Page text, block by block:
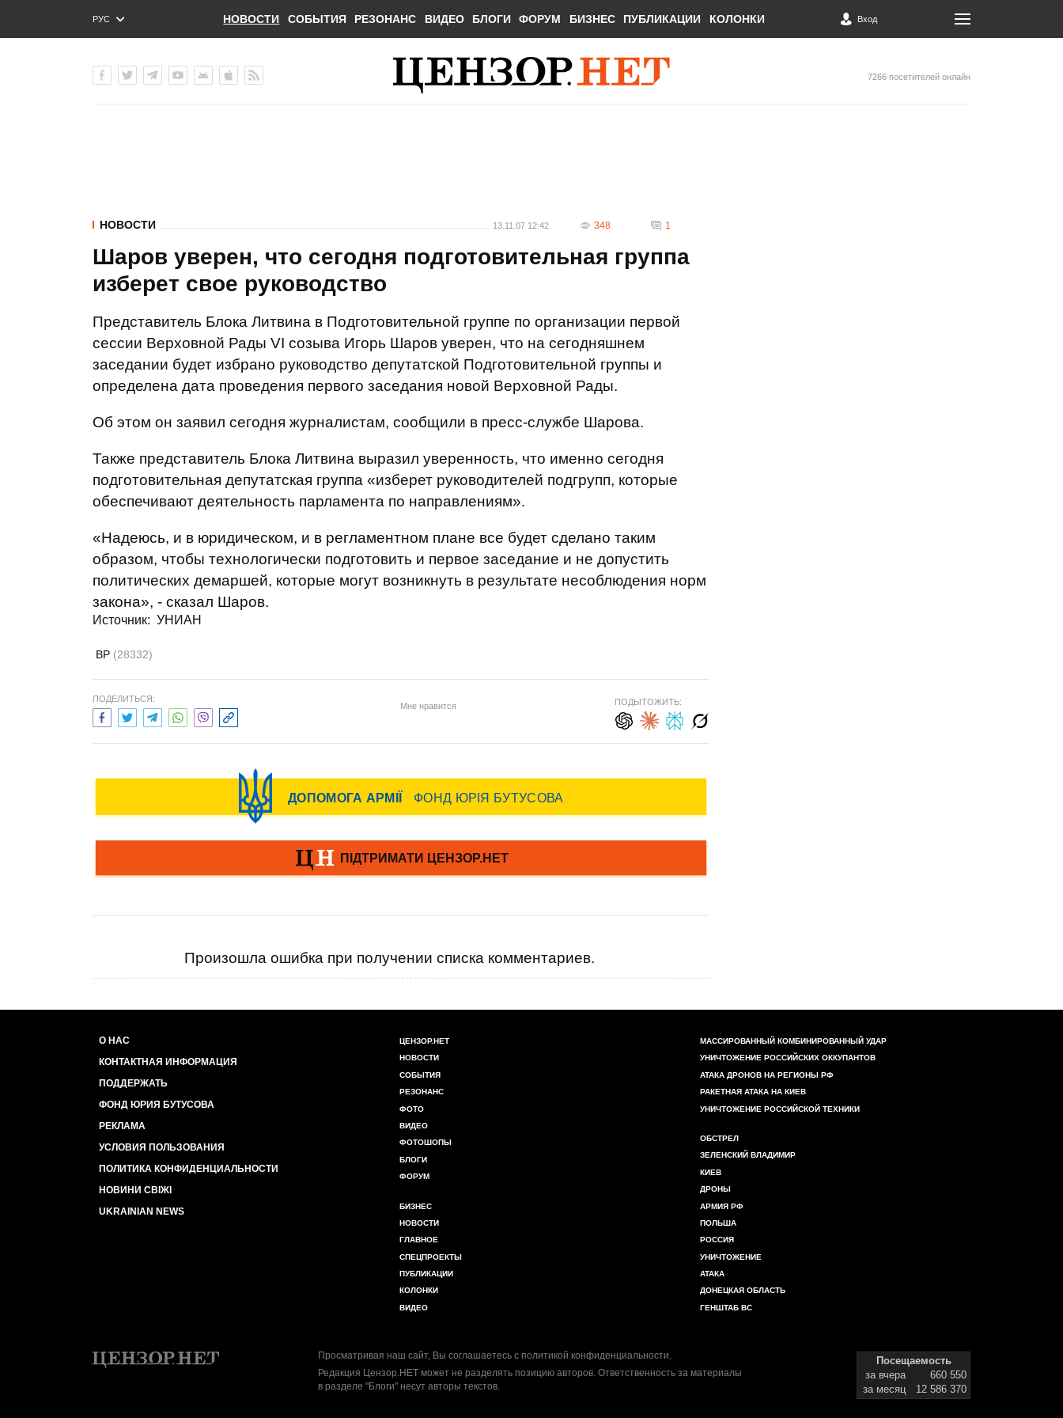
РУС
ENG
НОВОСТИ СОБЫТИЯ РЕЗОНАНС ВИДЕО БЛОГИ ФОРУМ БИЗНЕС ПУБЛИКАЦИИ КОЛОНКИ Вход
7266 посетителей онлайн
НОВОСТИ 13.11.07 12:42 348 1
Шаров уверен, что сегодня подготовительная группа
изберет свое руководство
Представитель Блока Литвина в Подготовительной группе по организации первой
сессии Верховной Рады VІ созыва Игорь Шаров уверен, что на сегодняшнем
заседании будет избрано руководство депутатской Подготовительной группы и
определена дата проведения первого заседания новой Верховной Рады.
Об этом он заявил сегодня журналистам, сообщили в пресс-службе Шарова.
Также представитель Блока Литвина выразил уверенность, что именно сегодня
подготовительная депутатская группа «изберет руководителей подгрупп, которые
обеспечивают деятельность парламента по направлениям».
«Надеюсь, и в юридическом, и в регламентном плане все будет сделано таким
образом, чтобы технологически подготовить и первое заседание и не допустить
политических демаршей, которые могут возникнуть в результате несоблюдения норм
закона», - сказал Шаров.
Источник: УНИАН
ВР (28332)
ПОДЕЛИТЬСЯ:
Мне нравится ПОДЫТОЖИТЬ:
Произошла ошибка при получении списка комментариев.
О НАС
КОНТАКТНАЯ ИНФОРМАЦИЯ
ПОДДЕРЖАТЬ
ФОНД ЮРИЯ БУТУСОВА
РЕКЛАМА
УСЛОВИЯ ПОЛЬЗОВАНИЯ
ПОЛИТИКА КОНФИДЕНЦИАЛЬНОСТИ
НОВИНИ СВІЖІ
UKRAINIAN NEWS
ЦЕНЗОР.НЕТ
НОВОСТИ
СОБЫТИЯ
РЕЗОНАНС
ФОТО
ВИДЕО
ФОТОШОПЫ
БЛОГИ
ФОРУМ
БИЗНЕС
НОВОСТИ
ГЛАВНОЕ
СПЕЦПРОЕКТЫ
ПУБЛИКАЦИИ
КОЛОНКИ
ВИДЕО
МАССИРОВАННЫЙ КОМБИНИРОВАННЫЙ УДАР
УНИЧТОЖЕНИЕ РОССИЙСКИХ ОККУПАНТОВ
АТАКА ДРОНОВ НА РЕГИОНЫ РФ
РАКЕТНАЯ АТАКА НА КИЕВ
УНИЧТОЖЕНИЕ РОССИЙСКОЙ ТЕХНИКИ
ОБСТРЕЛ
ЗЕЛЕНСКИЙ ВЛАДИМИР
КИЕВ
ДРОНЫ
АРМИЯ РФ
ПОЛЬША
РОССИЯ
УНИЧТОЖЕНИЕ
АТАКА
ДОНЕЦКАЯ ОБЛАСТЬ
ГЕНШТАБ ВС
Просматривая наш сайт, Вы соглашаетесь с политикой конфиденциальности.
Редакция Цензор.НЕТ может не разделять позицию авторов. Ответственность за материалы
в разделе "Блоги" несут авторы текстов.
Посещаемость
за вчера
660 550
за месяц
12 586 370